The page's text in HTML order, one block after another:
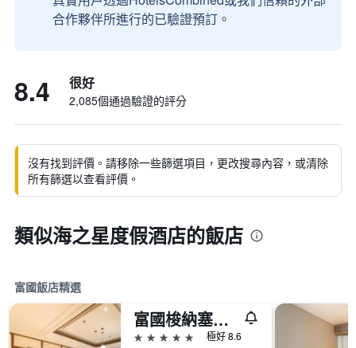
合作夥伴所進行的已驗證預訂。
8.4 很好
2,085個通過驗證的評分
沒有找到評價。請移除一些篩選項目，更改搜尋內容，或清除
所有篩選以查看評價。
類似海之星度假酒店的飯店
富國飯店精選
富國梭納塞貝斯特韋斯特頂級飯店
5星級
極好 8.6